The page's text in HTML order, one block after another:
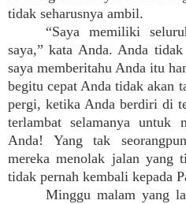
tidak seharusnya ambil.
“Saya memiliki
saya,” kata Anda. Anda
saya memberitahu Anda itu
begitu cepat Anda tidak akan
pergi, ketika Anda berdiri di
terlambat selamanya untuk
Anda! Yang tak
mereka menolak jalan yang
tidak pernah kembali kepada
Minggu malam yang